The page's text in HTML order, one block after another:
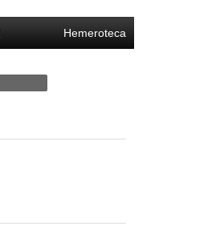
Hemeroteca